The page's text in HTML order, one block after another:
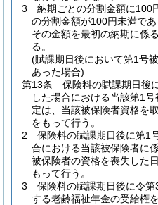
3
納期ごとの分割金額に100
の分割金額が100円未満で
その金額を最初の納期に係
る。
(賦課期日後において第1号
あった場合)
第13条
保険料の賦課期日後
した場合における当該第1
定は、当該被保険者資格を
をもって行う。
2
保険料の賦課期日後に第1
合における当該被保険者に
被保険者の資格を喪失した
もって行う。
3
保険料の賦課期日後に令
する老齢福祉年金の受給権